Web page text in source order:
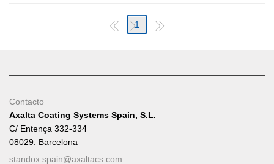
1
Contacto
Axalta Coating Systems Spain, S.L.
C/ Entença 332-334
08029. Barcelona
standox.spain@axaltacs.com